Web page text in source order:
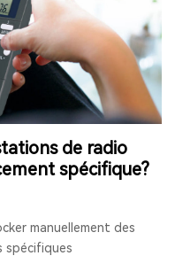
de radio
spécifique?
manuellement des
spécifiques
RADIO PORTABLE
RADIO DE DOUCHE
RADIO FM
TT128B
SYSTEM